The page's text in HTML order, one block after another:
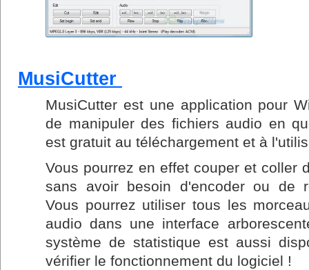
MusiCutter
MusiCutter est une application pour
de manipuler des fichiers audio en
est gratuit au téléchargement et à
Vous pourrez en effet couper et coller
sans avoir besoin d'encoder ou de
Vous pourrez utiliser tous les
audio dans une interface
système de statistique est aussi
vérifier le fonctionnement du logiciel !